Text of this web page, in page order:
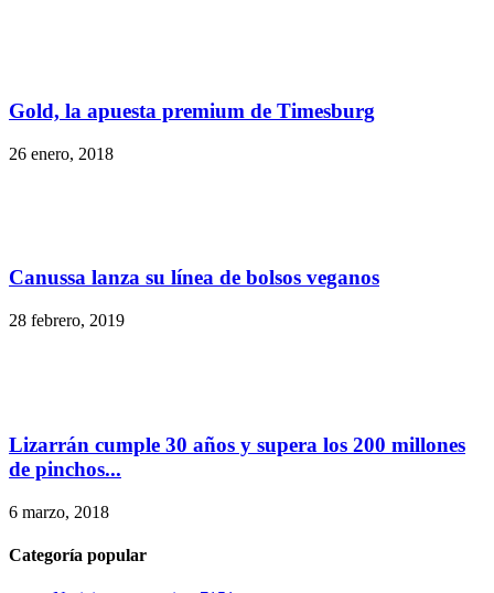
Gold, la apuesta premium de Timesburg
26 enero, 2018
Canussa lanza su línea de bolsos veganos
28 febrero, 2019
Lizarrán cumple 30 años y supera los 200 millones
de pinchos...
6 marzo, 2018
Categoría popular